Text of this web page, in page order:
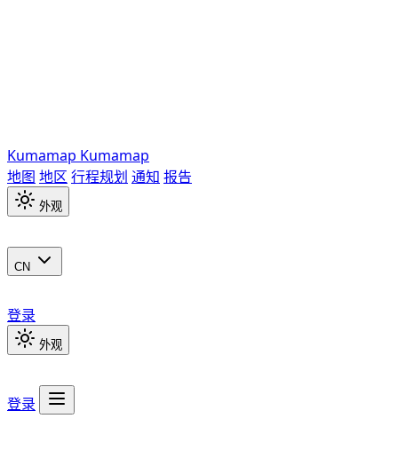
Kumamap Kumamap
地图 地区 行程规划 通知 报告
外观
CN
登录
外观
登录